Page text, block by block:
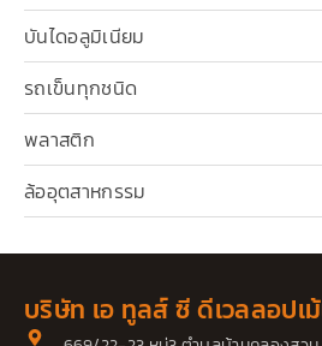
บันไดอลูมิเนียม
รถเข็นทุกชนิด
พลาสติก
ล้ออุตสาหกรรม
บริษัท เอ ทูลส์ ซี ดีเวลลอปเ